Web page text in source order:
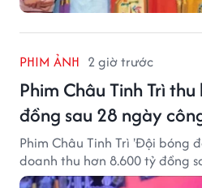
PHIM ẢNH 2 giờ trước
Phim Châu Tinh Trì
đồng sau 28 ngày
Phim Châu Tinh Trì 'Đội bóng
doanh thu hơn 8.600 tỷ đồng